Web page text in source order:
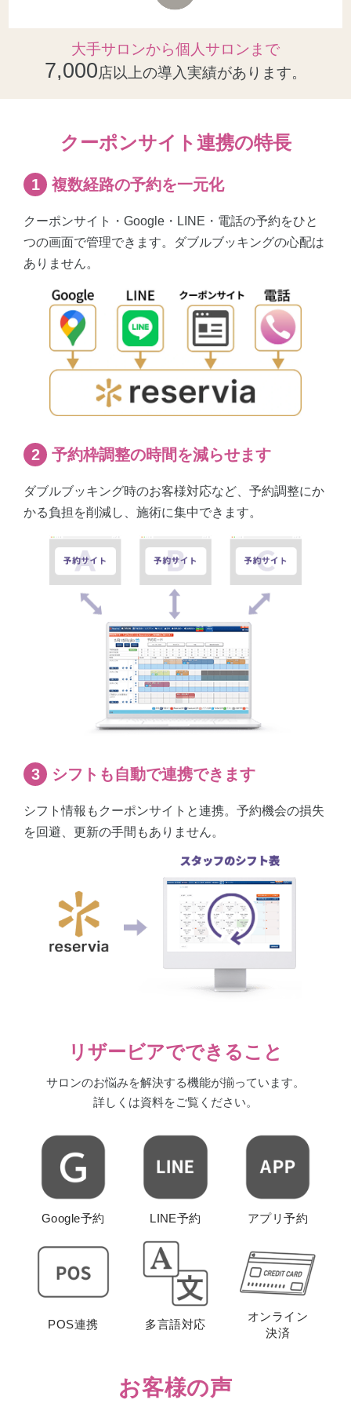
大手サロンから個人サロンまで
7,000店以上の導入実績があります。
クーポンサイト連携の特長
複数経路の予約を一元化
クーポンサイト・Google・LINE・電話の予約をひと
つの画面で管理できます。 ダブルブッキングの心配は
ありません。
予約枠調整の時間を減らせます
ダブルブッキング時のお客様対応など、予約調整にか
かる負担を削減し、施術に集中できます。
シフトも自動で連携できます
シフト情報もクーポンサイトと連携。予約機会の損失
を回避、更新の手間もありません。
リザービアでできること
サロンのお悩みを解決する機能が揃っています。
詳しくは資料をご覧ください。
Google予約 LINE予約 アプリ予約
POS連携 多言語対応
オンライン
決済
お客様の声